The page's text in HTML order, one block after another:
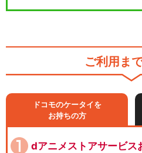
ご利用ま
ドコモのケータイを
お持ちの方
dアニメストアサービス